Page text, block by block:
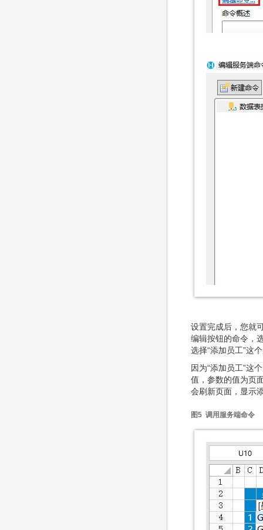
设置完成后，您就
编辑按钮的命令，
选择“添加员工”这
因为“添加员工”这
值，参数的值为页
会刷新页面，显示
图5 调用服务端命令